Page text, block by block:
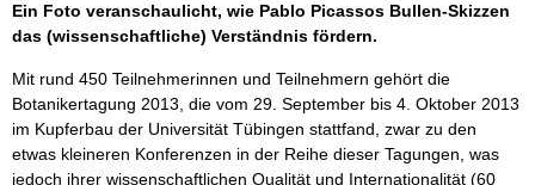
Ein Foto veranschaulicht, wie Pablo Picassos Bullen-Skizzen
das (wissenschaftliche) Verständnis fördern.
Mit rund 450 Teilnehmerinnen und Teilnehmern gehört die
Botanikertagung 2013, die vom 29. September bis 4. Oktober 2013
im Kupferbau der Universität Tübingen stattfand, zwar zu den
etwas kleineren Konferenzen in der Reihe dieser Tagungen, was
jedoch ihrer wissenschaftlichen Qualität und Internationalität (60